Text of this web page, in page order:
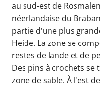
au sud-est de
néerlandaise du
partie d'une plus
Heide. La zone se
restes de lande et de
Des pins à crochets se
zone de sable. À l'est